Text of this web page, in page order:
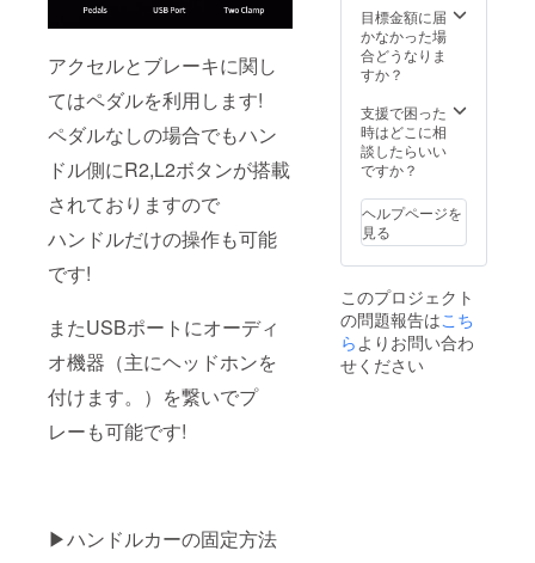
アクセルとブレーキに関し
てはペダルを利用します!
ペダルなしの場合でもハン
ドル側にR2,L2ボタンが搭載
されておりますので
ハンドルだけの操作も可能
です!
またUSBポートにオーディ
オ機器（主にヘッドホンを
付けます。）を繋いでプ
レーも可能です!
▶ハンドルカーの固定方法
目標金額に届
かなかった場
合どうなりま
すか？
支援で困った
時はどこに相
談したらいい
ですか？
ヘルプページを
見る
このプロジェクト
の問題報告はこち
ら よりお問い合わ
せください